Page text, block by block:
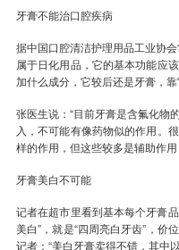
就医指引 contact us
牙膏不能治口腔疾病
据中国口腔清洁护理用品工业协
属于日化用品，它的基本功能应
加什么成分，它较后还是牙膏，
张医生说：“目前牙膏是含氟化物
入，不可能有像药物似的作用。
样的作用，但这些较多是辅助作
牙膏美白不可能
记者在超市里看到基本每个牙膏
美白”，就是“四周亮白牙齿”，价
记者：“美白牙膏卖得不错，其中